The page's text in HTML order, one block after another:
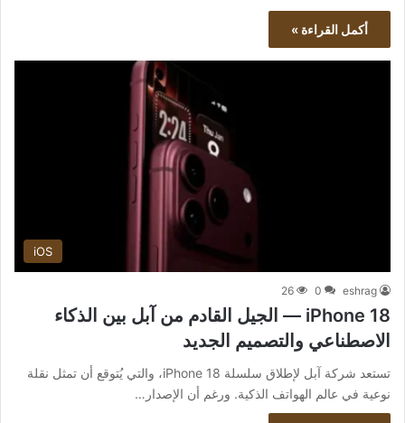
أكمل القراءة »
iOS
eshrag
0
26
iPhone 18 — الجيل القادم من آبل بين الذكاء
الاصطناعي والتصميم الجديد
تستعد شركة آبل لإطلاق سلسلة iPhone 18، والتي يُتوقع أن تمثل نقلة
نوعية في عالم الهواتف الذكية. ورغم أن الإصدار…